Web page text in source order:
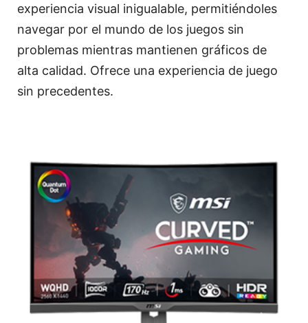
experiencia visual inigualable, permitiéndoles
navegar por el mundo de los juegos sin
problemas mientras mantienen gráficos de
alta calidad. Ofrece una experiencia de juego
sin precedentes.